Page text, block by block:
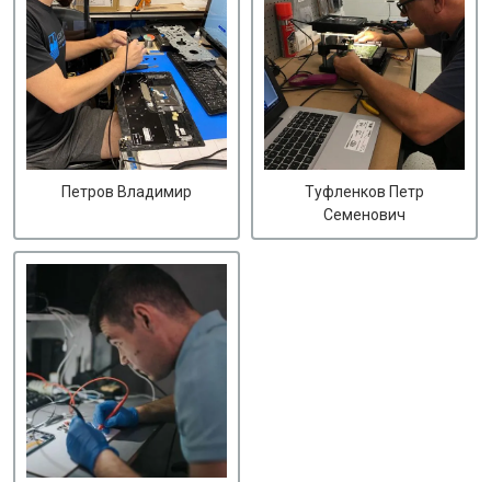
Петров Владимир
Туфленков Петр
Семенович